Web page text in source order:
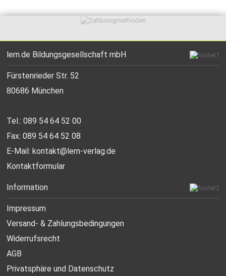
lern.de Bildungsgesellschaft mbH
Fürstenrieder Str. 52
80686 München
Tel.: 089 54 64 52 00
Fax: 089 54 64 52 08
E-Mail:kontakt@lern-verlag.de
Kontaktformular
Information
Impressum
Versand- & Zahlungsbedingungen
Widerrufsrecht
AGB
Privatsphäre und Datenschutz